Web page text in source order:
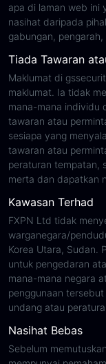
apa di laman web ini
nasihat daripada
gabungan,
Tiada Tawaran
Maklumat di
maklumat. Ia tidak
mana-mana individu
tawaran atau
sesiapa yang
tawaran atau
peraturan tempatan,
merta dan dapatkan
Kawasan Terhad
FXPN Ltd tidak
warganegara/
Korea Utara, Sudan.
untuk pengedaran
mana-mana negara
penggunaan
undang atau
Nasihat Bebas
Sebelum